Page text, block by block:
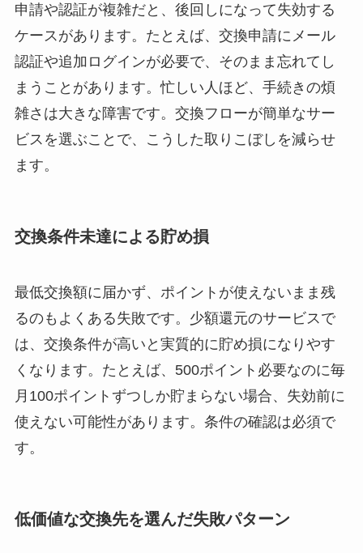
申請や認証が複雑だと、後回しになって失効する
ケースがあります。たとえば、交換申請にメール
認証や追加ログインが必要で、そのまま忘れてし
まうことがあります。忙しい人ほど、手続きの煩
雑さは大きな障害です。交換フローが簡単なサー
ビスを選ぶことで、こうした取りこぼしを減らせ
ます。
交換条件未達による貯め損
最低交換額に届かず、ポイントが使えないまま残
るのもよくある失敗です。少額還元のサービスで
は、交換条件が高いと実質的に貯め損になりやす
くなります。たとえば、500ポイント必要なのに毎
月100ポイントずつしか貯まらない場合、失効前に
使えない可能性があります。条件の確認は必須で
す。
低価値な交換先を選んだ失敗パターン